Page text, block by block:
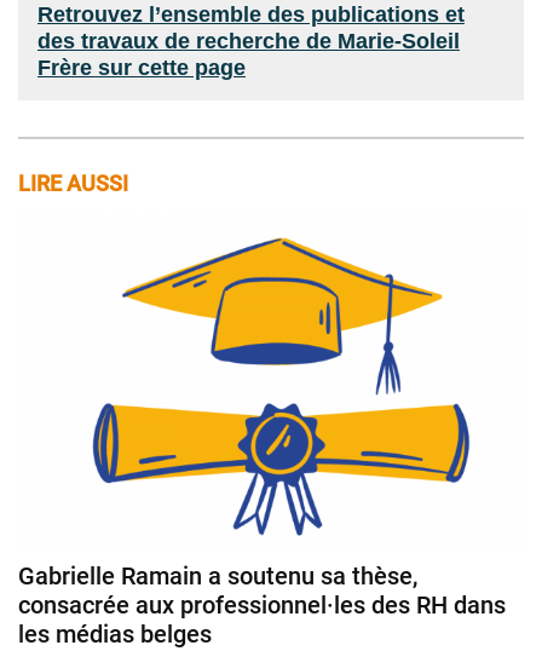
Retrouvez l’ensemble des publications et
des travaux de recherche de Marie-Soleil
Frère sur cette page
LIRE AUSSI
Gabrielle Ramain a soutenu sa thèse,
consacrée aux professionnel·les des RH dans
les médias belges